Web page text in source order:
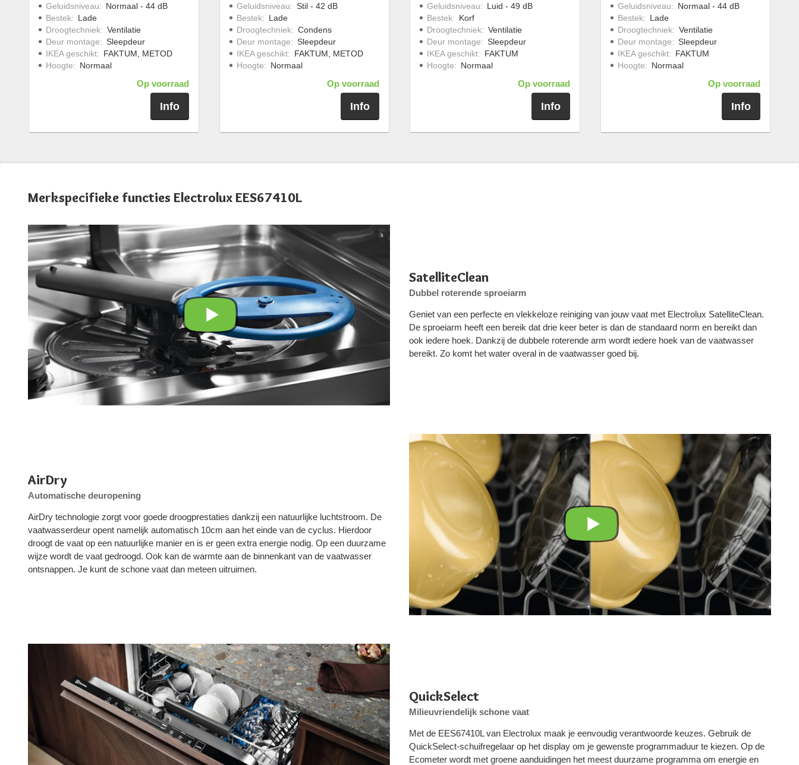
Geluidsniveau: Normaal - 44 dB
Bestek: Lade
Droogtechniek: Ventilatie
Deur montage: Sleepdeur
IKEA geschikt: FAKTUM, METOD
Hoogte: Normaal
Op voorraad
Info
Geluidsniveau: Stil - 42 dB
Bestek: Lade
Droogtechniek: Condens
Deur montage: Sleepdeur
IKEA geschikt: FAKTUM, METOD
Hoogte: Normaal
Op voorraad
Info
Geluidsniveau: Luid - 49 dB
Bestek: Korf
Droogtechniek: Ventilatie
Deur montage: Sleepdeur
IKEA geschikt: FAKTUM
Hoogte: Normaal
Op voorraad
Info
Geluidsniveau: Normaal - 44 dB
Bestek: Lade
Droogtechniek: Ventilatie
Deur montage: Sleepdeur
IKEA geschikt: FAKTUM
Hoogte: Normaal
Op voorraad
Info
Merkspecifieke functies Electrolux EES67410L
SatelliteClean
Dubbel roterende sproeiarm
Geniet van een perfecte en vlekkeloze reiniging van jouw vaat met Electrolux SatelliteClean.
De sproeiarm heeft een bereik dat drie keer beter is dan de standaard norm en bereikt dan
ook iedere hoek. Dankzij de dubbele roterende arm wordt iedere hoek van de vaatwasser
bereikt. Zo komt het water overal in de vaatwasser goed bij.
AirDry
Automatische deuropening
AirDry technologie zorgt voor goede droogprestaties dankzij een natuurlijke luchtstroom. De
vaatwasserdeur opent namelijk automatisch 10cm aan het einde van de cyclus. Hierdoor
droogt de vaat op een natuurlijke manier en is er geen extra energie nodig. Op een duurzame
wijze wordt de vaat gedroogd. Ook kan de warmte aan de binnenkant van de vaatwasser
ontsnappen. Je kunt de schone vaat dan meteen uitruimen.
QuickSelect
Milieuvriendelijk schone vaat
Met de EES67410L van Electrolux maak je eenvoudig verantwoorde keuzes. Gebruik de
QuickSelect-schuifregelaar op het display om je gewenste programmaduur te kiezen. Op de
Ecometer wordt met groene aanduidingen het meest duurzame programma om energie en